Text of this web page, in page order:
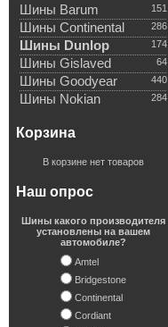
151
Шины Barum
286
Шины Continental
174
Шины Dunlop
64
Шины Gislaved
440
Шины Goodyear
284
Шины Nokian
Корзина
В корзине нет товаров
Наш опрос
Шины какого производителя
установлены на вашем
автомобиле?
Amtel
Bridgestone
Continental
Cordiant